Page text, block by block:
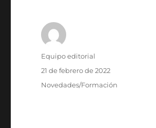
Autor
Equipo editorial
Publicado
21 de febrero de 2022
Categorías
Novedades/Formación